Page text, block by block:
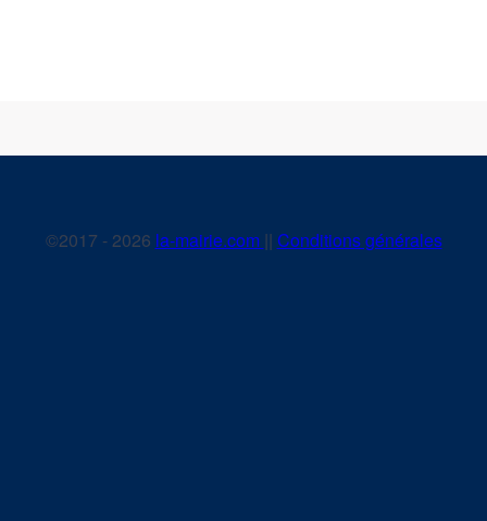
©2017 - 2026 la-mairie.com || Conditions générales